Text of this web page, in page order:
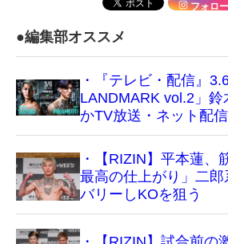
フォロー
●編集部オススメ
・『テレビ・配信』
LANDMARK vol.2」鈴
かTV放送・ネット配
・【RIZIN】平本蓮、
最高の仕上がり」二
バリーしKOを狙う